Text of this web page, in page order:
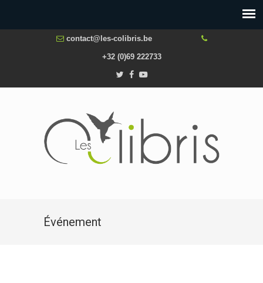
contact@les-colibris.be
+32 (0)69 222733
Événement